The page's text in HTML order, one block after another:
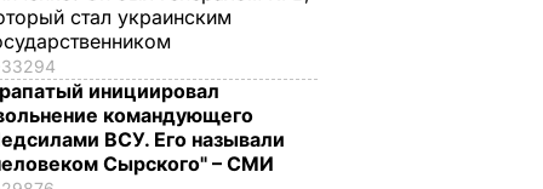
стал украинским
33294
инициировал
командующего
ВСУ. Его называли
Сырского" – СМИ